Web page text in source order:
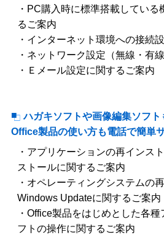
・PC購入時に標準搭載してい
るご案内
・インターネット環境への接続
・ネットワーク設定（無線・有
・Ｅメール設定に関するご案内
ハガキソフトや画像編集ソフ
Office製品の使い方も電話で簡単
・アプリケーションの再インス
ストールに関するご案内
・オペレーティングシステムの
Windows Updateに関するご案内
・Office製品をはじめとした各
フトの操作に関するご案内